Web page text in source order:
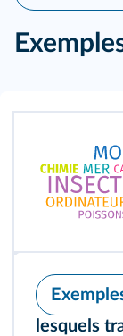
lesquels